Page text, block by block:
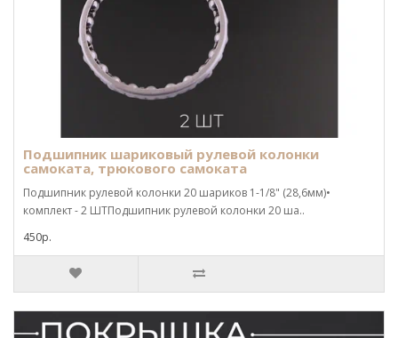
Подшипник шариковый рулевой колонки
самоката, трюкового самоката
Подшипник рулевой колонки 20 шариков 1-1/8" (28,6мм)•
комплект - 2 ШТПодшипник рулевой колонки 20 ша..
450р.